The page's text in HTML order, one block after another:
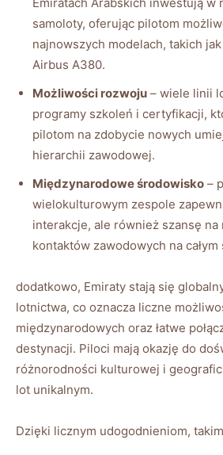
samoloty, oferując pilotom
najnowszych modelach, takich
Airbus A380.
Możliwości rozwoju – wiele linii
programy szkoleń i certyfikacji,
pilotom na zdobycie nowych
hierarchii zawodowej.
Międzynarodowe środowisko –
wielokulturowym zespole
interakcje, ale również szansę na
kontaktów zawodowych na całym
dodatkowo, Emiraty stają się
lotnictwa, co oznacza liczne
międzynarodowych oraz łatwe
destynacji. Piloci mają okazję do
różnorodności kulturowej i
lot unikalnym.
Dzięki licznym udogodnieniom,